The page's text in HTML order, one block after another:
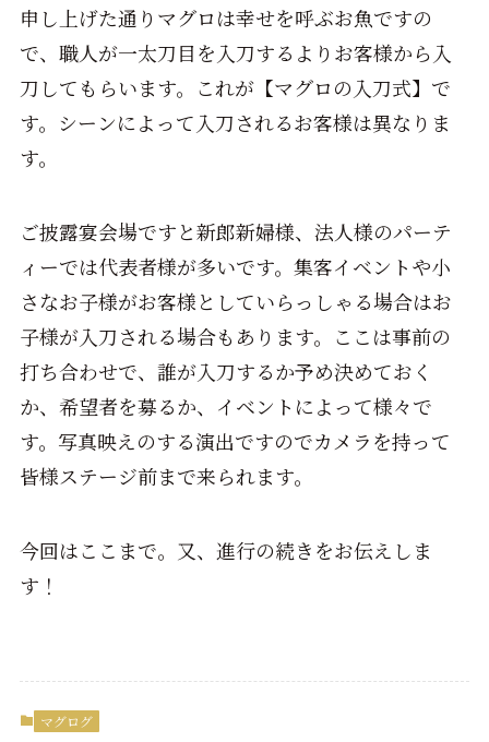
申し上げた通りマグロは幸せを呼ぶお魚ですの
で、職人が一太刀目を入刀するよりお客様から入
刀してもらいます。これが【マグロの入刀式】で
す。シーンによって入刀されるお客様は異なりま
す。
ご披露宴会場ですと新郎新婦様、法人様のパーテ
ィーでは代表者様が多いです。集客イベントや小
さなお子様がお客様としていらっしゃる場合はお
子様が入刀される場合もあります。ここは事前の
打ち合わせで、誰が入刀するか予め決めておく
か、希望者を募るか、イベントによって様々で
す。写真映えのする演出ですのでカメラを持って
皆様ステージ前まで来られます。
今回はここまで。又、進行の続きをお伝えしま
す！
マグログ